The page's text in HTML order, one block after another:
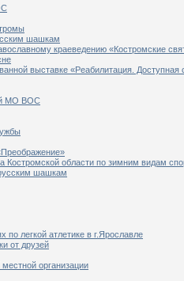
шашкам
краеведению «Костромские
выставке «Реабилитация. Доступная
МО ВОС
Костромской области по зимним видам
шашкам
по легкой атлетике в г.Ярославле
от друзей
организации